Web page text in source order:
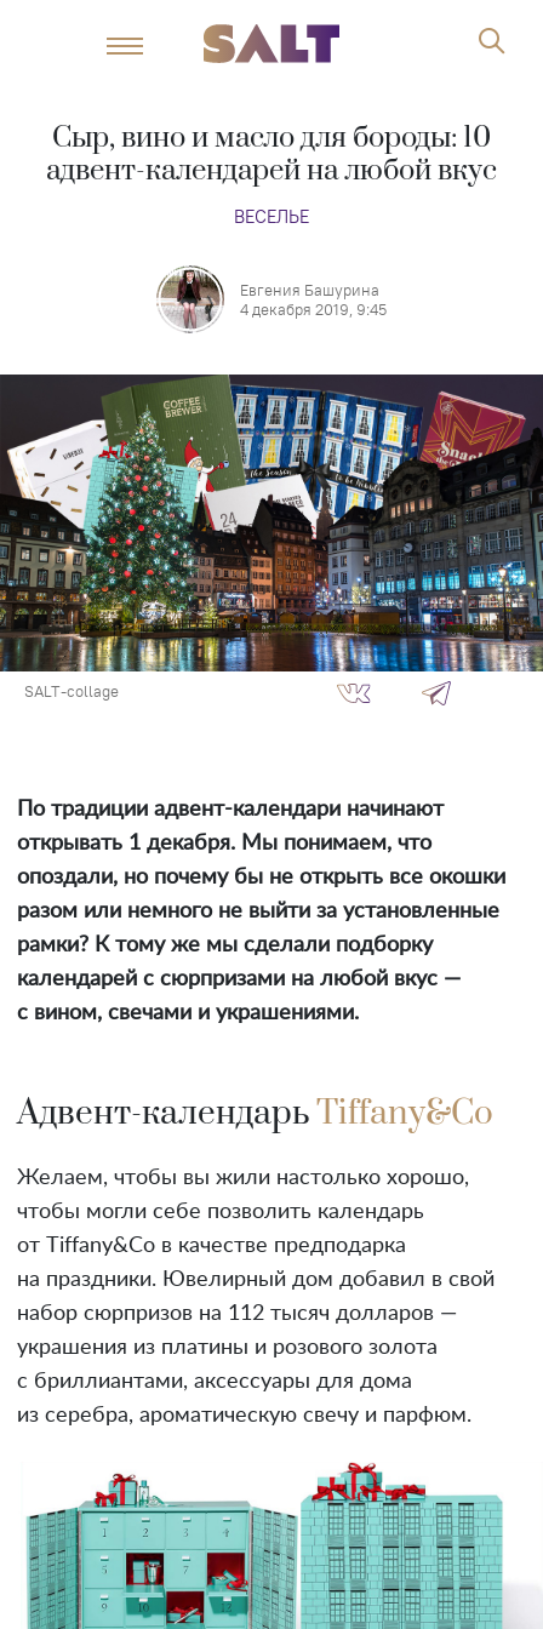
Сыр, вино и масло для бороды: 10
адвент-календарей на любой вкус
ВЕСЕЛЬЕ
Евгения Башурина
4 декабря 2019, 9:45
SALT-collage
По традиции адвент-календари начинают
открывать 1 декабря. Мы понимаем, что
опоздали, но почему бы не открыть все окошки
разом или немного не выйти за установленные
рамки? К тому же мы сделали подборку
календарей с сюрпризами на любой вкус —
с вином, свечами и украшениями.
Адвент-календарьTiffany&Co
Желаем, чтобы вы жили настолько хорошо,
чтобы могли себе позволить календарь
от Tiffany&Co в качестве предподарка
на праздники. Ювелирный дом добавил в свой
набор сюрпризов на 112 тысяч долларов —
украшения из платины и розового золота
с бриллиантами, аксессуары для дома
из серебра, ароматическую свечу и парфюм.